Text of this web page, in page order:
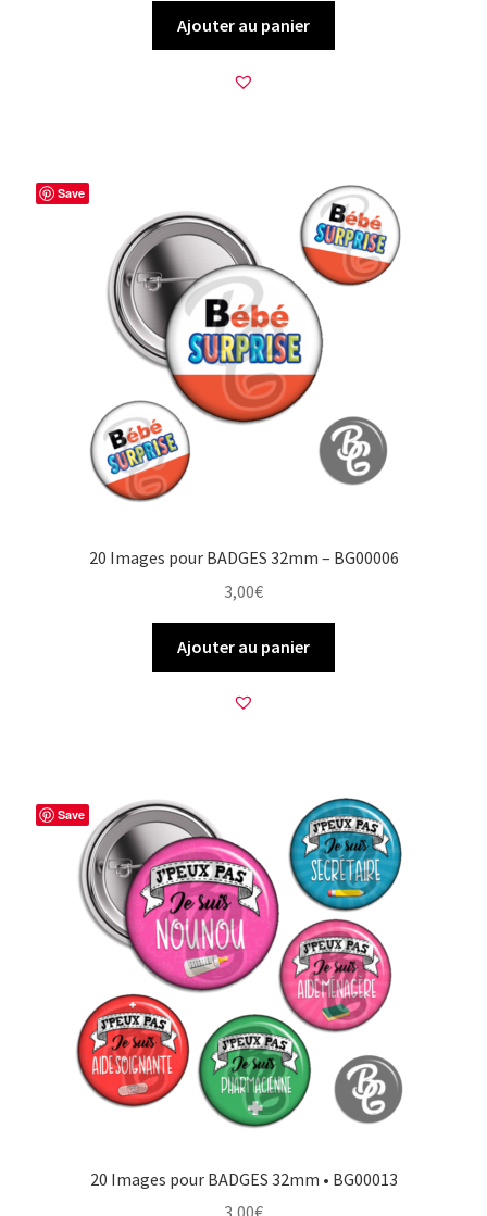
Ajouter au panier
Save
20 Images pour BADGES 32mm – BG00006
3,00€
Ajouter au panier
Save
20 Images pour BADGES 32mm • BG00013